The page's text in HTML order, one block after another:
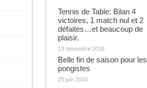
Tennis de Table: Bilan 4
victoires, 1 match nul et 2
défaites…et beaucoup de
plaisir.
13 novembre 2018
Belle fin de saison pour les
pongistes
25 juin 2018